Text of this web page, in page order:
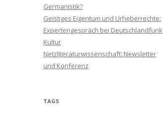
Germanistik?
Geistiges Eigentum und Urheberrechte:
Expertengespräch bei Deutschlandfunk
Kultur
Netzliteraturwissenschaft: Newsletter
und Konferenz
TAGS